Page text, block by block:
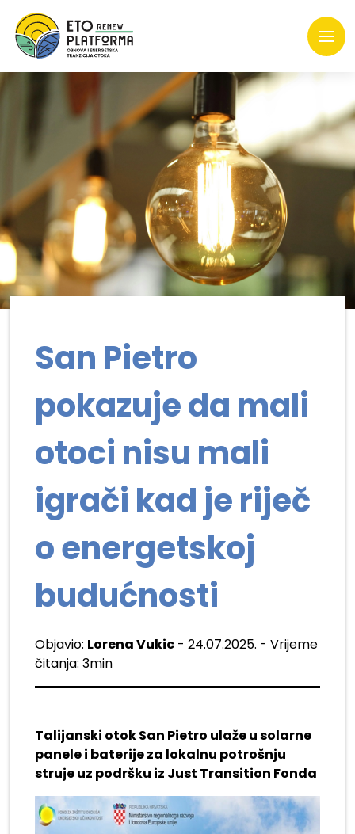
San Pietro
pokazuje da mali
otoci nisu mali
igrači kad je riječ
o energetskoj
budućnosti
Objavio: Lorena Vukic - 24.07.2025. - Vrijeme
čitanja: 3min
Talijanski otok San Pietro ulaže u solarne
panele i baterije za lokalnu potrošnju
struje uz podršku iz Just Transition Fonda